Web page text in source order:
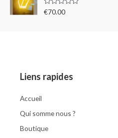
R
f
5
€70.00
Liens rapides
Accueil
Qui somme nous ?
Boutique